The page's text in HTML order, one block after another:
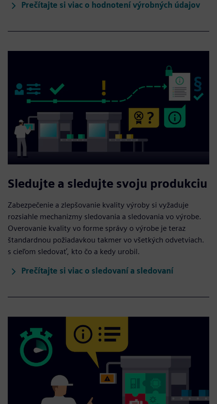
Prečítajte si viac o hodnotení výrobných údajov
Sledujte a sledujte svoju produkciu
Zabezpečenie a zlepšovanie kvality výroby si vyžaduje
rozsiahle mechanizmy sledovania a sledovania vo výrobe.
Overovanie kvality vo forme správy o výrobe je teraz
štandardnou požiadavkou takmer vo všetkých odvetviach.
s cieľom sledovať, kto čo a kedy urobil.
Prečítajte si viac o sledovaní a sledovaní